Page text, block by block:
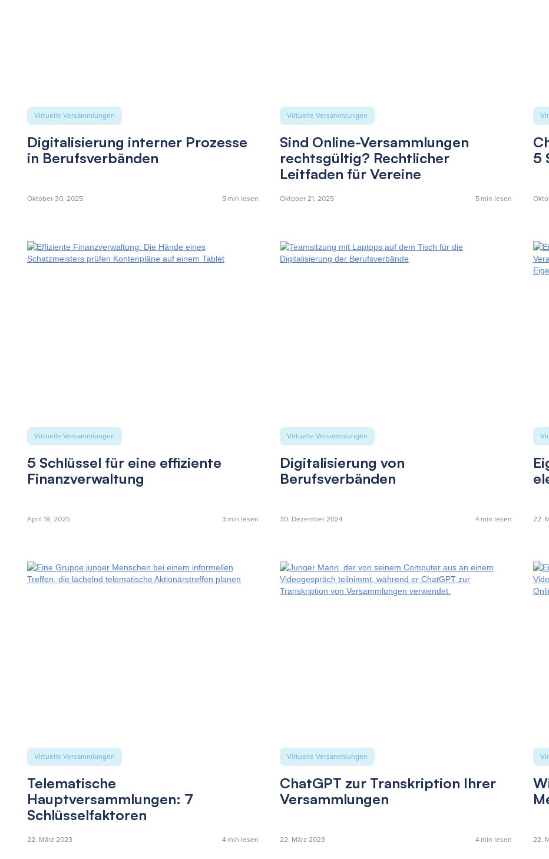
Virtuelle Versammlungen
Digitalisierung interner Prozesse
in Berufsverbänden
Oktober 30, 2025 5min lesen
Virtuelle Versammlungen
Sind Online-Versammlungen
rechtsgültig? Rechtlicher
Leitfaden für Vereine
Oktober 21, 2025 5min lesen
5
Virtuelle Versammlungen
5 Schlüssel für eine effiziente
Finanzverwaltung
April 18, 2025 3 min lesen
Virtuelle Versammlungen
Digitalisierung von
Berufsverbänden
30. Dezember 2024 4min lesen 22.
Virtuelle Versammlungen
Telematische
Hauptversammlungen: 7
Schlüsselfaktoren
22. März 2023 4min lesen
Virtuelle Versammlungen
ChatGPT zur Transkription Ihrer
Versammlungen
22. März 2023 4min lesen 22.